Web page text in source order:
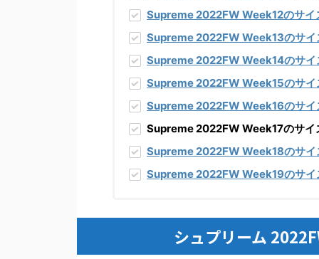
Supreme 2022FW Week12のサイ
Supreme 2022FW Week13のサイ
Supreme 2022FW Week14のサイ
Supreme 2022FW Week15のサイ
Supreme 2022FW Week16のサイ
Supreme 2022FW Week17のサイ
Supreme 2022FW Week18のサイ
Supreme 2022FW Week19のサイ
シュプリーム